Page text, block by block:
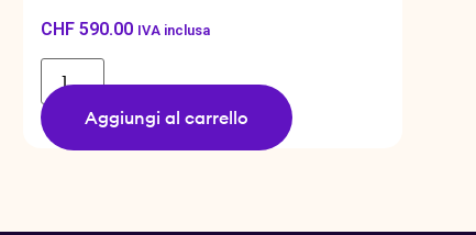
CHF590.00 IVA inclusa
Aggiungi al carrello